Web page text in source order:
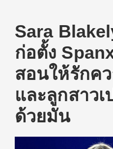
Sara
ก่อตั้ง
สอนให้รักค
และลูกสาว
ด้วยมัน